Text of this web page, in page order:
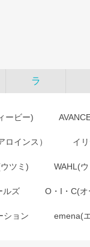
ラ
ービー)
インス） イ
ツミ) WAHL(
ルズ O・I・C(
ション emena(